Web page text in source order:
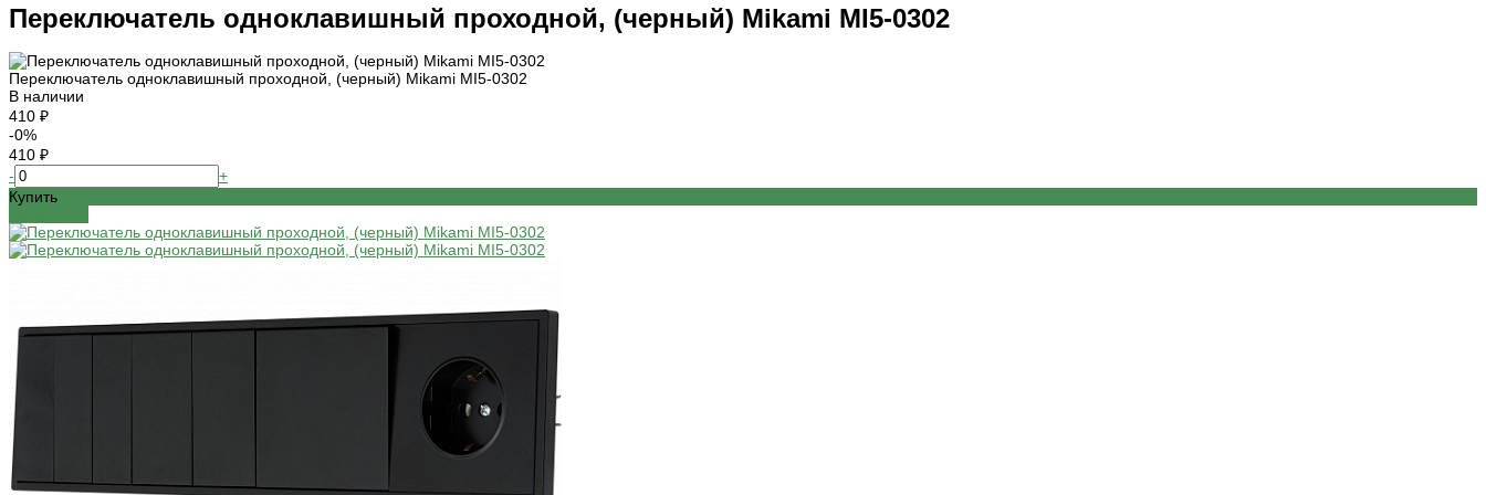
Переключатель одноклавишный проходной, (черный) Mikami MI5-0302
Переключатель одноклавишный проходной, (черный) Mikami MI5-0302
В наличии
410 ₽
-0%
410 ₽
-
+
Купить